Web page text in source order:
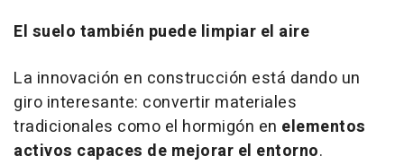
El suelo también puede limpiar el aire
La innovación en construcción está dando un
giro interesante: convertir materiales
tradicionales como el hormigón en elementos
activos capaces de mejorar el entorno.